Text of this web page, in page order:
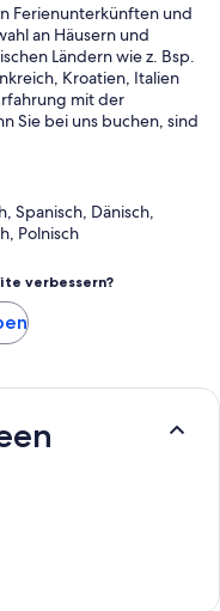
Ferienunterkünften und
an Häusern und
Ländern wie z. Bsp.
Kroatien, Italien
mit der
Sie bei uns buchen, sind
Spanisch, Dänisch,
Polnisch
verbessern?